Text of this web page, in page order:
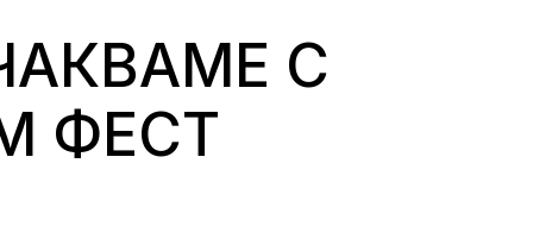
С
ФЕСТ